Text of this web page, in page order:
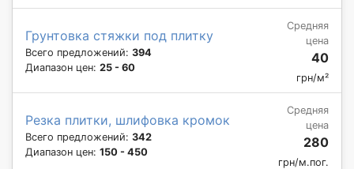
Грунтовка стяжки под плитку
Всего предложений: 394
Диапазон цен: 25 - 60
Средняя
цена
40
грн/м²
Резка плитки, шлифовка кромок
Всего предложений: 342
Диапазон цен: 150 - 450
Средняя
цена
280
грн/м.пог.